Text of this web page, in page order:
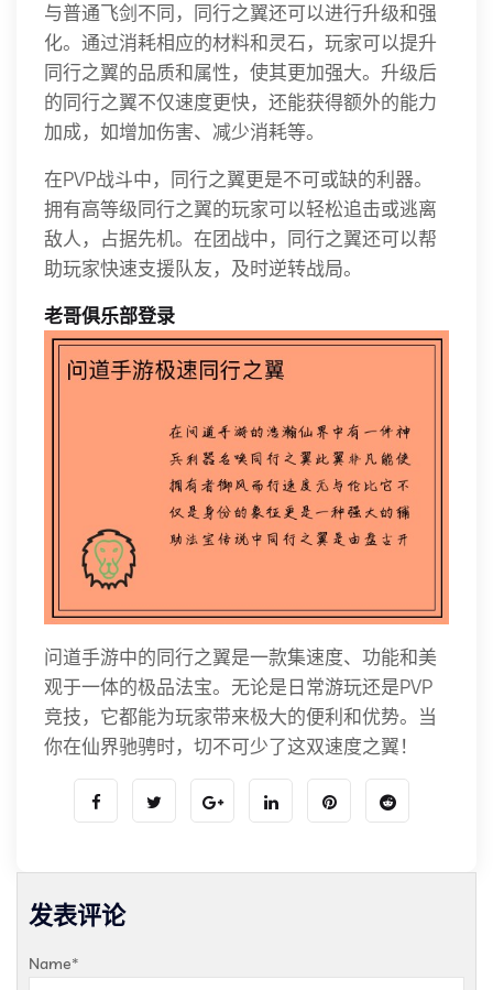
与普通飞剑不同，同行之翼还可以进行升级和强
化。通过消耗相应的材料和灵石，玩家可以提升
同行之翼的品质和属性，使其更加强大。升级后
的同行之翼不仅速度更快，还能获得额外的能力
加成，如增加伤害、减少消耗等。
在PVP战斗中，同行之翼更是不可或缺的利器。
拥有高等级同行之翼的玩家可以轻松追击或逃离
敌人，占据先机。在团战中，同行之翼还可以帮
助玩家快速支援队友，及时逆转战局。
老哥俱乐部登录
问道手游中的同行之翼是一款集速度、功能和美
观于一体的极品法宝。无论是日常游玩还是PVP
竞技，它都能为玩家带来极大的便利和优势。当
你在仙界驰骋时，切不可少了这双速度之翼！
发表评论
Name*